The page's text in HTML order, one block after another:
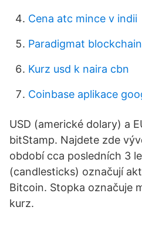
Cena atc mince v indii
Paradigmat
Kurz usd k naira cbn
Coinbase aplikace
USD (americké dolary) a
bitStamp. Najdete zde
období cca posledních 3
(candlesticks) označují
Bitcoin. Stopka označuje
kurz.